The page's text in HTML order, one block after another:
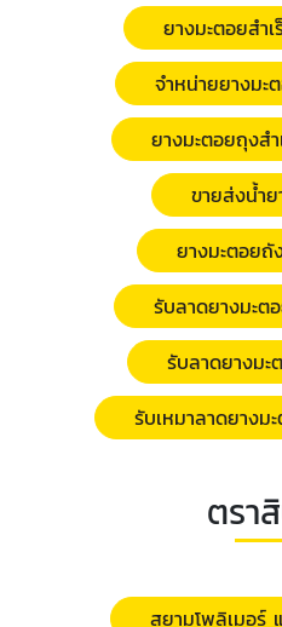
ยางมะตอยสำ
จำหน่ายยางมะ
ยางมะตอยถุงส
ขายส่งน้ำ
ยางมะตอย
รับลาดยางมะต
รับลาดยางมะ
รับเหมาลาดยางม
ตรา
สยามโพลิเมอร์